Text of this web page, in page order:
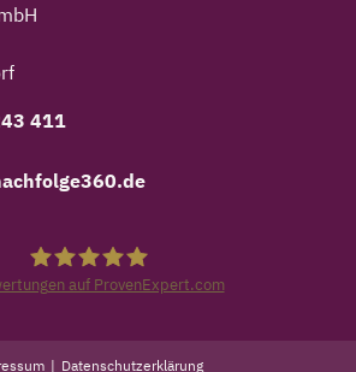
411
auf ProvenExpert.com
Datenschutzerklärung